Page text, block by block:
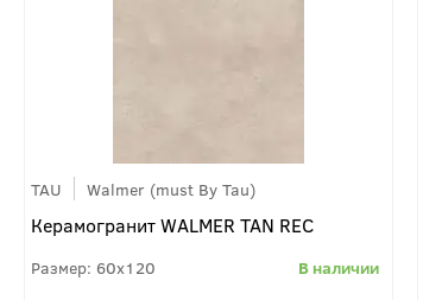
TAU Walmer (must By Tau)
Керамогранит WALMER TAN REC
60x120